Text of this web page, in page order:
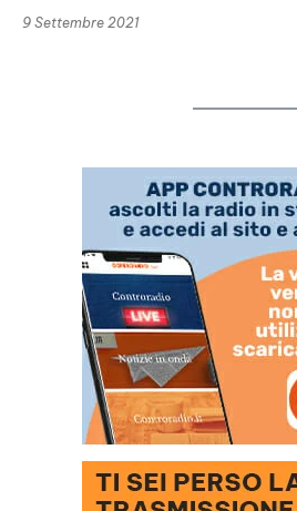
9 Settembre 2021